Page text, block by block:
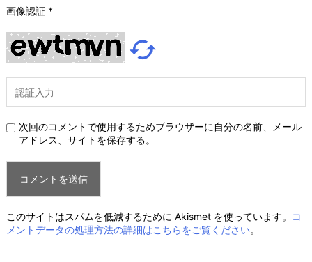
画像認証 *

次回のコメントで使用するためブラウザーに自分の名前、メール
アドレス、サイトを保存する。
このサイトはスパムを低減するために Akismet を使っています。
コ
メントデータの処理方法の詳細はこちらをご覧ください。